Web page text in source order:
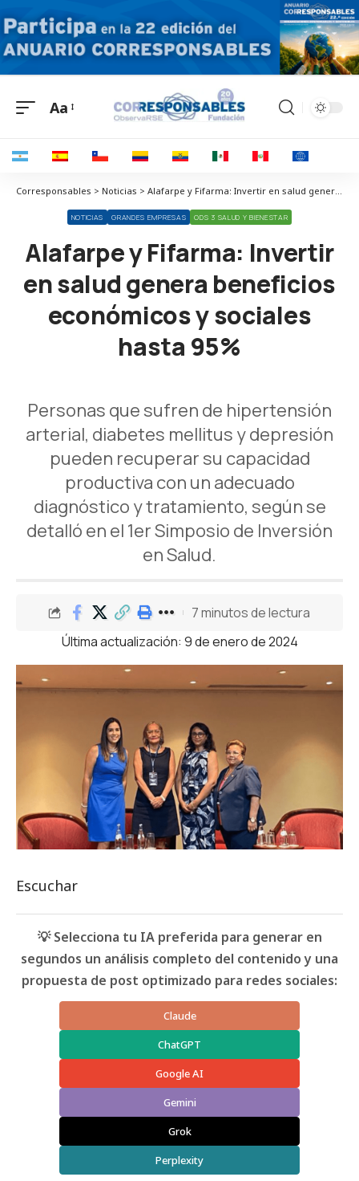
Aa
Corresponsables > Noticias > Alafarpe y Fifarma: Invertir en salud genera beneficios económicos y sociales hasta 95%
NOTICIAS GRANDES EMPRESAS ODS 3 SALUD Y BIENESTAR
Alafarpe y Fifarma: Invertir
en salud genera beneficios
económicos y sociales
hasta 95%
Personas que sufren de hipertensión
arterial, diabetes mellitus y depresión
pueden recuperar su capacidad
productiva con un adecuado
diagnóstico y tratamiento, según se
detalló en el 1er Simposio de Inversión
en Salud.
Última actualización: 9 de enero de 2024
7 minutos de lectura
Escuchar
💡 Selecciona tu IA preferida para generar en
segundos un análisis completo del contenido y una
propuesta de post optimizado para redes sociales:
Claude
ChatGPT
Google AI
Gemini
Grok
Perplexity